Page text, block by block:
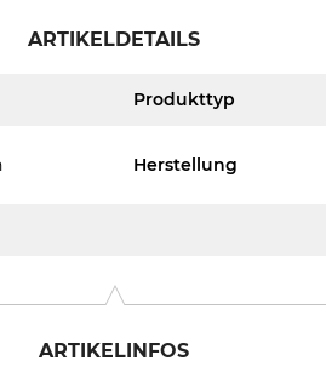
ARTIKELDETAILS
Produkttyp
Herstellung
ARTIKELINFOS